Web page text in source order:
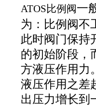
ATOS比例阀一
为：比例阀不
此时阀门保持
的初始阶段，
方液压作用力
液压作用之差
出压力增长到